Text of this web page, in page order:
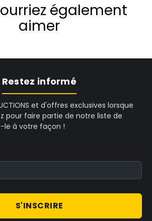
également
aimer
Restez informé
et d'offres exclusives lorsque
pour faire partie de notre liste de
le à votre façon !
S'INSCRIRE